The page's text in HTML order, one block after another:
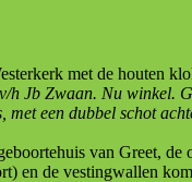
met de houten
h Jb Zwaan. Nu winkel.
een dubbel schot
van Greet, de
en de vestingwallen